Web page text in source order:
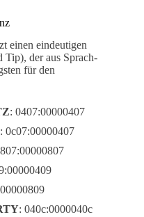
einen eindeutigen
Tip), der aus Sprach-
für den
: 0407:00000407
: 0c07:00000407
: 040c:0000040c